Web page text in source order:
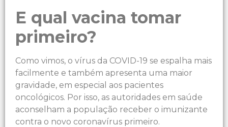
E qual vacina tomar
primeiro?
Como vimos, o vírus da COVID-19 se espalha mais
facilmente e também apresenta uma maior
gravidade, em especial aos pacientes
oncológicos. Por isso, as autoridades em saúde
aconselham a população receber o imunizante
contra o novo coronavírus primeiro.